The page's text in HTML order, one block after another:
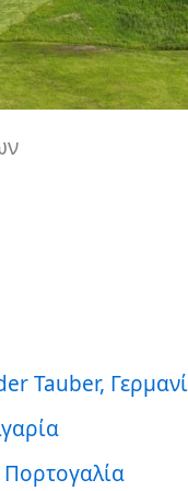
Tauber,